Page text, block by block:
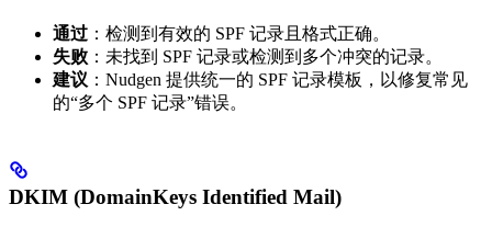
通过 ：检测到有效的 SPF 记录且格式正确。
失败 ：未找到 SPF 记录或检测到多个冲突的记录。
建议 ：Nudgen 提供统一的 SPF 记录模板，以修复常见
的“多个 SPF 记录”错误。
DKIM (DomainKeys Identified Mail)